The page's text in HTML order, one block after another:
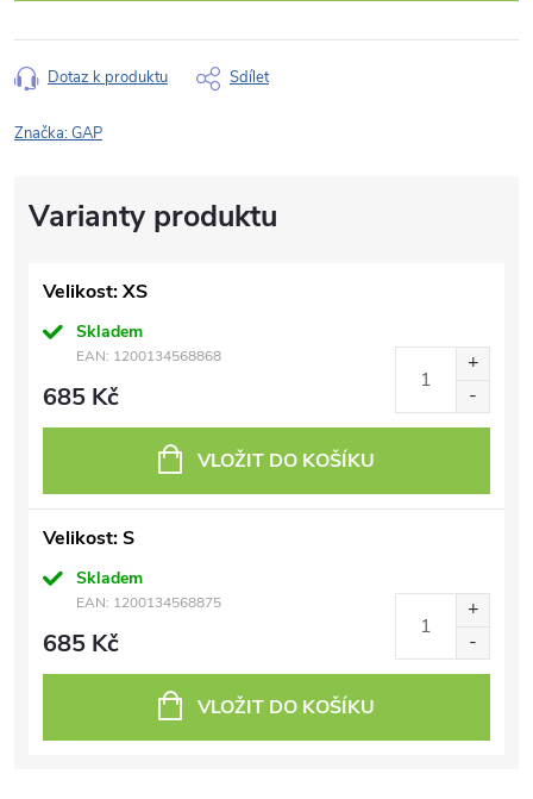
Dotaz k produktu Sdílet
Značka:GAP
Velikost: XS
Skladem
EAN: 1200134568868
685 Kč
VLOŽIT DO KOŠÍKU
Velikost: S
Skladem
EAN: 1200134568875
685 Kč
VLOŽIT DO KOŠÍKU